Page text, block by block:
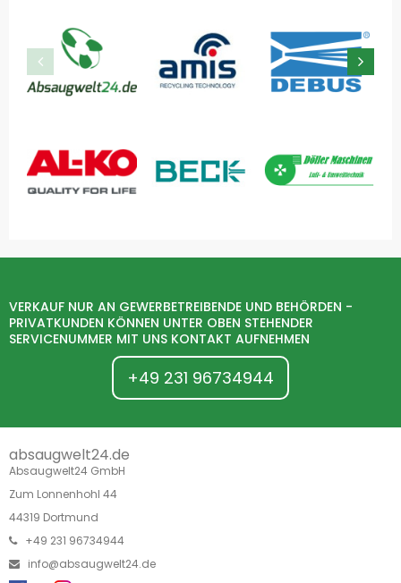
VERKAUF NUR AN GEWERBETREIBENDE UND BEHÖRDEN -
PRIVATKUNDEN KÖNNEN UNTER OBEN STEHENDER
SERVICENUMMER MIT UNS KONTAKT AUFNEHMEN
+49 231 96734944
absaugwelt24.de
Absaugwelt24 GmbH
Zum Lonnenhohl 44
44319 Dortmund
+49 231 96734944
info@absaugwelt24.de